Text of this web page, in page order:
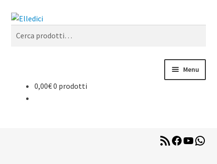
Vai
navigazione
Vai
contenuto
Cerca
Menu
Libreria Online
0,00€0 prodotti
RSS Facebook